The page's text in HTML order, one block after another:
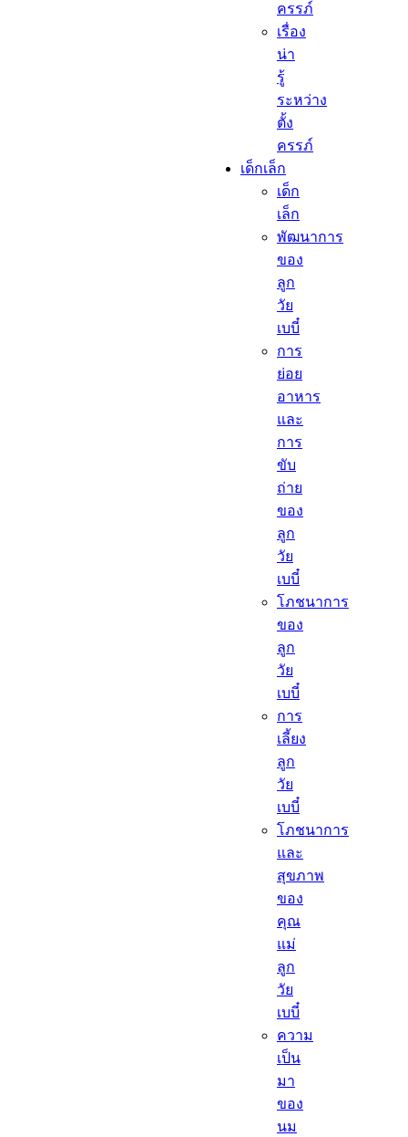
ครรภ์
เรื่อง
น่า
รู้
ระหว่าง
ตั้ง
ครรภ์
เด็กเล็ก​
เด็ก
เล็ก​
พัฒนาการ
ของ
ลูก
วัย
เบบี๋
การ
ย่อย
อาหาร
และ
การ
ขับ
ถ่าย
ของ
ลูก
วัย
เบบี๋
โภชนาการ
ของ
ลูก
วัย
เบบี๋
การ
เลี้ยง
ลูก
วัย
เบบี๋
โภชนาการ
และ
สุขภาพ
ของ
คุณ
แม่
ลูก
วัย
เบบี๋
ความ
เป็น
มา
ของ
นม